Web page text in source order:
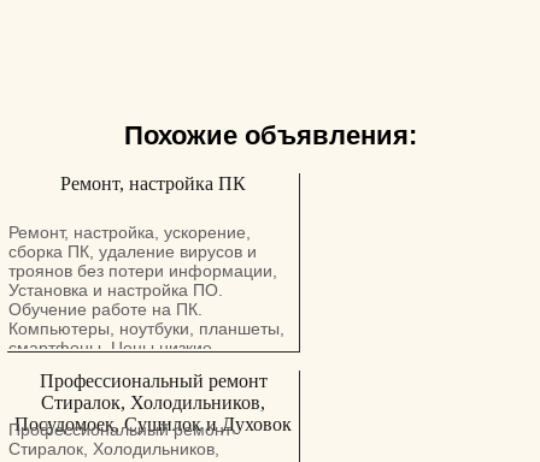
Похожие объявления:
Ремонт, настройка ПК
Ремонт, настройка, ускорение,
сборка ПК, удаление вирусов и
троянов без потери информации,
Установка и настройка ПО.
Обучение работе на ПК.
Компьютеры, ноутбуки, планшеты,
смартфоны. Цены низкие.
большой опыт работы с ПК в стране
исхода. Нахожусь в Афуле.
Профессиональный ремонт
Стиралок, Холодильников,
Посудомоек, Сушилок и Духовок
Профессиональный ремонт
Стиралок, Холодильников,